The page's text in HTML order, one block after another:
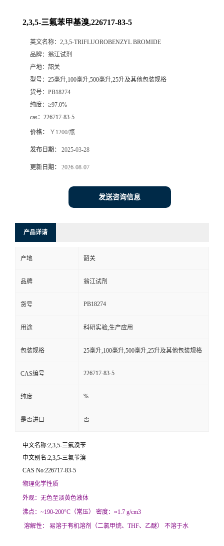
2,3,5-三氟苯甲基溴,226717-83-5
英文名称： 2,3,5-TRIFLUOROBENZYL BROMIDE
品牌： 翁江试剂
产地： 韶关
型号： 25毫升,100毫升,500毫升,25升及其他包装规格
货号： PB18274
纯度： ≥97.0%
cas： 226717-83-5
价格： ￥1200/瓶
发布日期： 2025-03-28
更新日期： 2026-08-07
发送咨询信息
产品详请
产地 韶关
品牌 翁江试剂
货号 PB18274
用途 科研实验,生产应用
包装规格 25毫升,100毫升,500毫升,25升及其他包装规格
CAS编号 226717-83-5
纯度 %
是否进口 否
中文名称:2,3,5-三氟溴苄
中文别名:2,3,5-三氟苄溴
CAS No:226717-83-5
物理化学性质
外观：无色至淡黄色液体
沸点：~190-200°C（常压） 密度：≈1.7 g/cm3
溶解性： 易溶于有机溶剂（二氯甲烷、THF、乙醚） 不溶于水